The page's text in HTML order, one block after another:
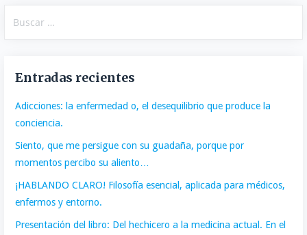
Entradas recientes
Adicciones: la enfermedad o, el desequilibrio que produce la
conciencia.
Siento, que me persigue con su guadaña, porque por
momentos percibo su aliento…
¡HABLANDO CLARO! Filosofía esencial, aplicada para médicos,
enfermos y entorno.
Presentación del libro: Del hechicero a la medicina actual. En el